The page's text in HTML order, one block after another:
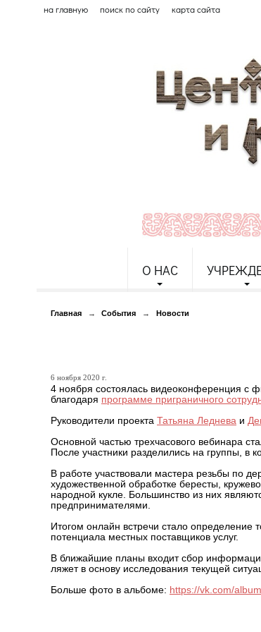
на главную поиск по сайту карта сайта
О НАС
Главная → События → Новости
6 ноября 2020 г.
4 ноября состоялась видеоконференция с
благодаря программе приграничного
Руководители проекта Татьяна Леднева и
Основной частью трехчасового вебинара
После участники разделились на группы, в
В работе участвовали мастера резьбы по
художественной обработке бересты,
народной кукле. Большинство из них
предпринимателями.
Итогом онлайн встречи стало определение
потенциала местных поставщиков услуг.
В ближайшие планы входит сбор
ляжет в основу исследования текущей
Больше фото в альбоме: https://vk.com/